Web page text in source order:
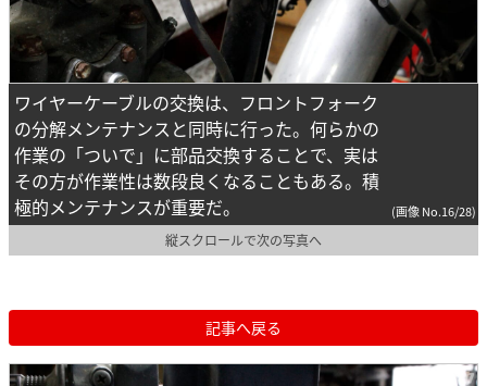
ワイヤーケーブルの交換は、フロントフォーク
の分解メンテナンスと同時に行った。何らかの
作業の「ついで」に部品交換することで、実は
その方が作業性は数段良くなることもある。積
極的メンテナンスが重要だ。
(画像 No.16/28)
縦スクロールで次の写真へ
記事へ戻る